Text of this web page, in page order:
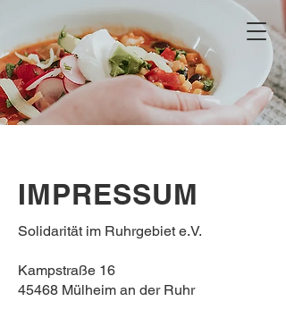
IMPRESSUM
Solidarität im Ruhrgebiet e.V.
Kampstraße 16
45468 Mülheim an der Ruhr